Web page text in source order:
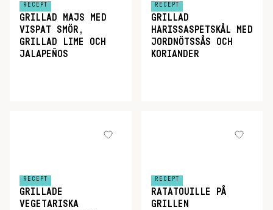
RECEPT
GRILLAD MAJS MED
VISPAT SMÖR,
GRILLAD LIME OCH
JALAPEÑOS
RECEPT
GRILLAD
HARISSASPETSKÅL MED
JORDNÖTSSÅS OCH
KORIANDER
RECEPT
GRILLADE
VEGETARISKA
RECEPT
RATATOUILLE PÅ
GRILLEN